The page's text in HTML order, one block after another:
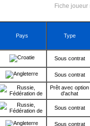
Fiche
Pays Type
Sous contrat
Sous contrat
Prêt avec option
d'achat
Sous contrat
Sous contrat